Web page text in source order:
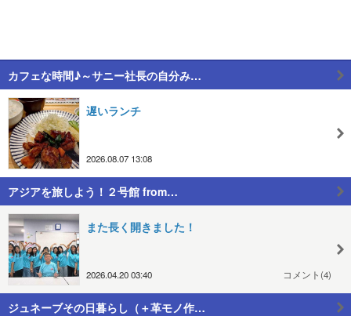
カフェな時間♪～サニー社長の自分み…
遅いランチ
2026.08.07 13:08
アジアを旅しよう！２号館 from…
また長く開きました！
2026.04.20 03:40 コメント(4)
ジュネーブその日暮らし（＋革モノ作…